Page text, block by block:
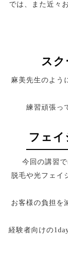
では、また近々
ス
麻美先生のよう
練習頑張っ
フェイ
今回の講習
脱毛や光フェイ
お客様の負担を
経験者向けの